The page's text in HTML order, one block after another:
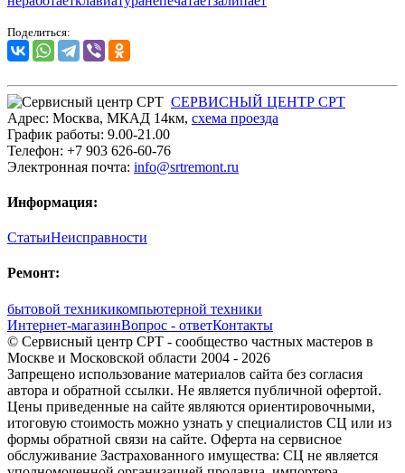
Поделиться:
СЕРВИСНЫЙ ЦЕНТР СРТ
Адрес: Москва, МКАД 14км, cхема проезда
График работы: 9.00-21.00
Телефон: +7 903 626-60-76
Электронная почта: info@srtremont.ru
Информация:
СтатьиНеисправности
Ремонт:
бытовой техникикомпьютерной техники
Интернет-магазинВопрос - ответКонтакты
© Сервисный центр СРТ - сообщество частных мастеров в
Москве и Московской области 2004 - 2026
Запрещено использование материалов сайта без согласия
автора и обратной ссылки. Не является публичной офертой.
Цены приведенные на сайте являются ориентировочными,
итоговую стоимость можно узнать у специалистов СЦ или из
формы обратной связи на сайте. Оферта на сервисное
обслуживание Застрахованного имущества: СЦ не является